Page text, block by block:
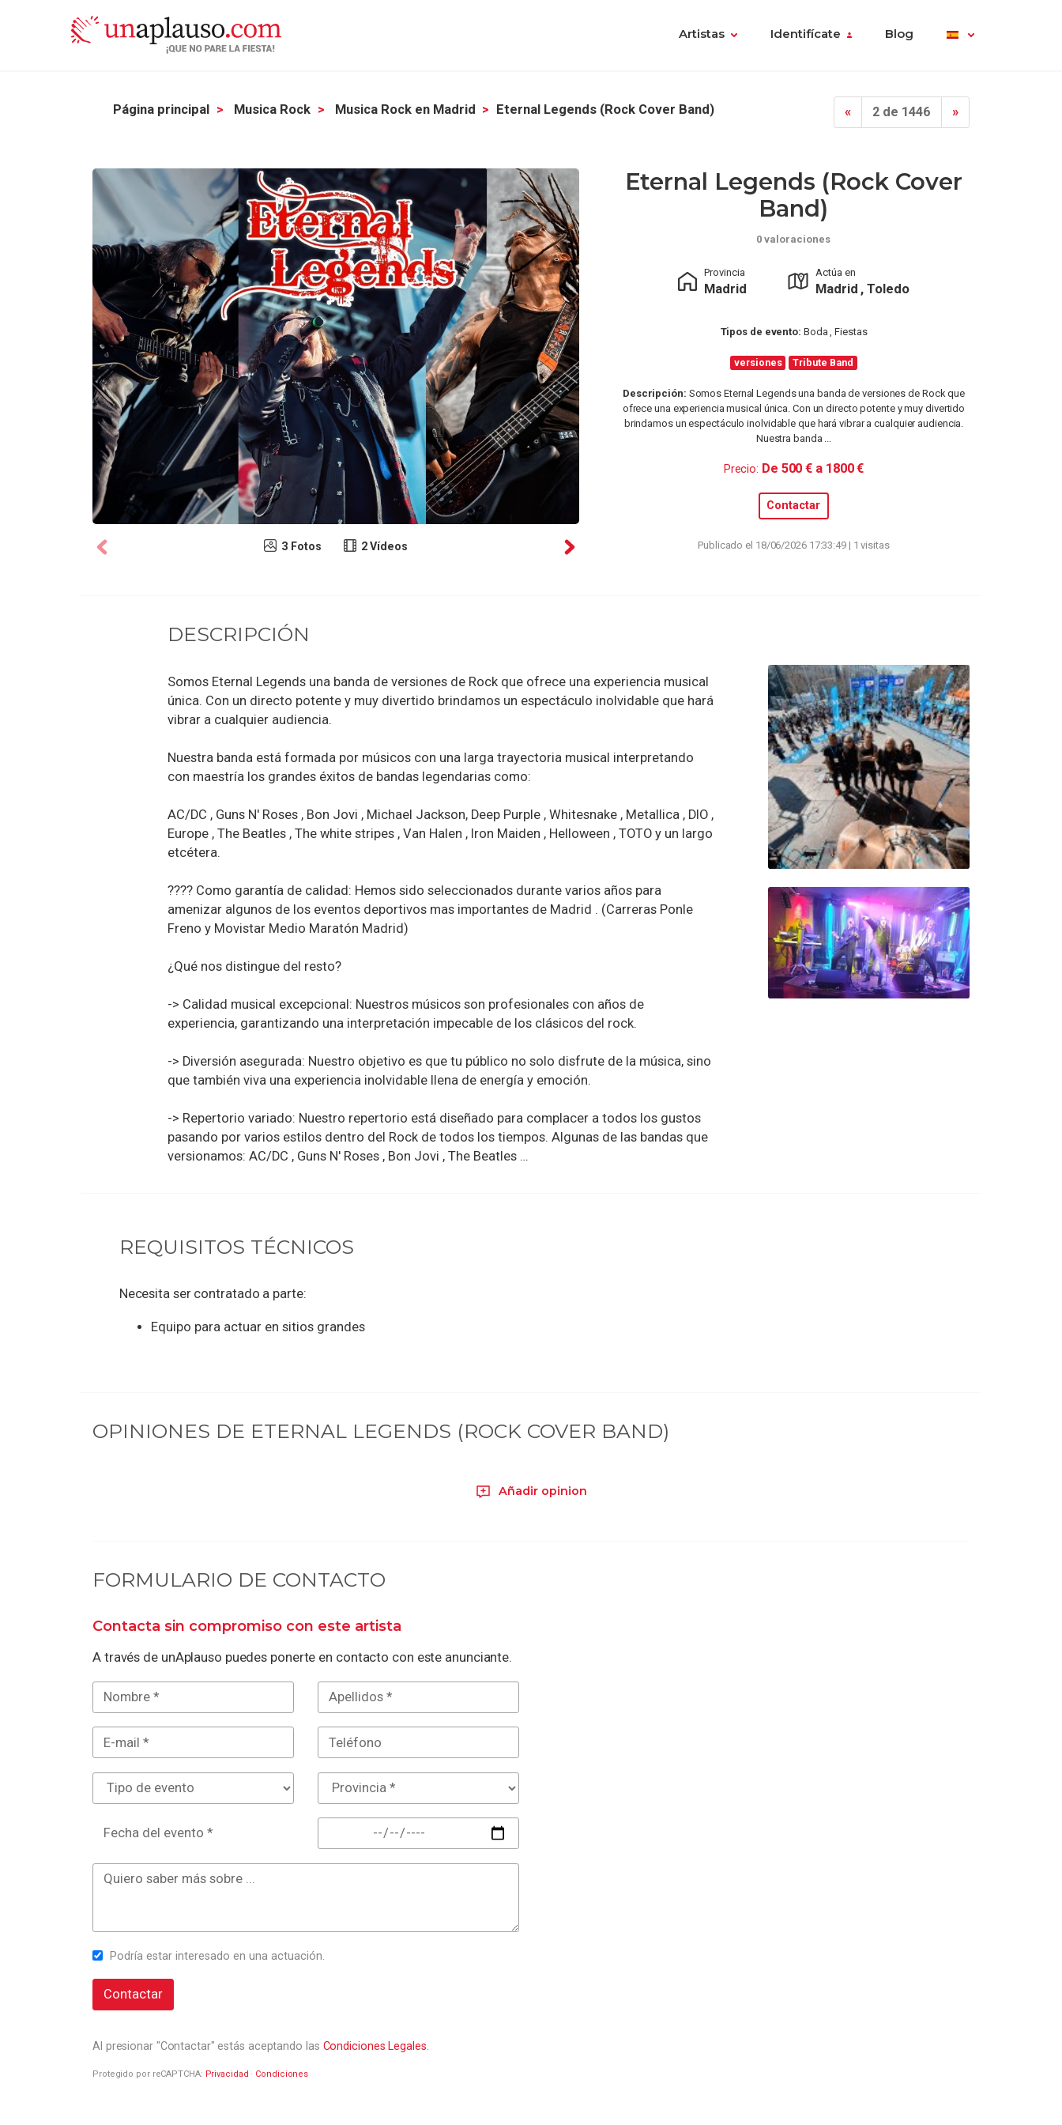
Artistas Identifícate Blog
Página principal Musica Rock Musica Rock en Madrid Eternal Legends (rock Cover Band) « 2 de 1446 »
3 Fotos 2 Vídeos
Eternal Legends (rock Cover
Band)
0 valoraciones
Provincia
Madrid
Actúa en
Madrid , Toledo
Tipos de evento: Boda , Fiestas
versiones Tribute Band
Descripción: Somos Eternal Legends una banda de versiones de Rock que
ofrece una experiencia musical única. Con un directo potente y muy divertido
brindamos un espectáculo inolvidable que hará vibrar a cualquier audiencia.
Nuestra banda ...
Precio: De 500 € a 1800 €
Contactar
Publicado el 18/06/2026 17:33:49 | 1 visitas
DESCRIPCIÓN
Somos Eternal Legends una banda de versiones de Rock que ofrece una experiencia musical
única. Con un directo potente y muy divertido brindamos un espectáculo inolvidable que hará
vibrar a cualquier audiencia.
Nuestra banda está formada por músicos con una larga trayectoria musical interpretando
con maestría los grandes éxitos de bandas legendarias como:
AC/DC , Guns N' Roses , Bon Jovi , Michael Jackson, Deep Purple , Whitesnake , Metallica , DIO ,
Europe , The Beatles , The white stripes , Van Halen , Iron Maiden , Helloween , TOTO y un largo
etcétera.
???? Como garantía de calidad: Hemos sido seleccionados durante varios años para
amenizar algunos de los eventos deportivos mas importantes de Madrid . (Carreras Ponle
Freno y Movistar Medio Maratón Madrid)
¿Qué nos distingue del resto?
-> Calidad musical excepcional: Nuestros músicos son profesionales con años de
experiencia, garantizando una interpretación impecable de los clásicos del rock.
-> Diversión asegurada: Nuestro objetivo es que tu público no solo disfrute de la música, sino
que también viva una experiencia inolvidable llena de energía y emoción.
-> Repertorio variado: Nuestro repertorio está diseñado para complacer a todos los gustos
pasando por varios estilos dentro del Rock de todos los tiempos. Algunas de las bandas que
versionamos: AC/DC , Guns N' Roses , Bon Jovi , The Beatles …
REQUISITOS TÉCNICOS
Necesita ser contratado a parte:
Equipo para actuar en sitios grandes
OPINIONES DE ETERNAL LEGENDS (ROCK COVER BAND)
Añadir opinion
FORMULARIO DE CONTACTO
Contacta sin compromiso con este artista
A través de unAplauso puedes ponerte en contacto con este anunciante.
Fecha del evento *
Podría estar interesado en una actuación.
Contactar
Al presionar "Contactar" estás aceptando las Condiciones Legales
Protegido por reCAPTCHA: Privacidad · Condiciones